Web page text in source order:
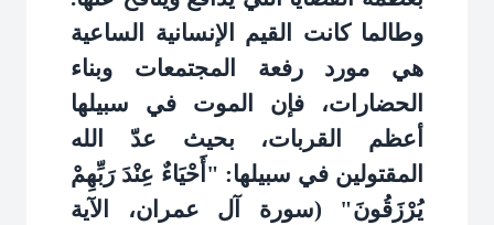
وطالما كانت القيم الإنسانية الساعية
هي مورد رفعة المجتمعات وبناء
الحضارات، فإن الموت في سبيلها
أعظم القربات، بحيث عدّ الله
المقتولين في سبيلها: "أَحْيَاءٌ عِنْدَ رَبِّهِمْ
يُرْزَقُونَ" (سورة آل عمران، الآية